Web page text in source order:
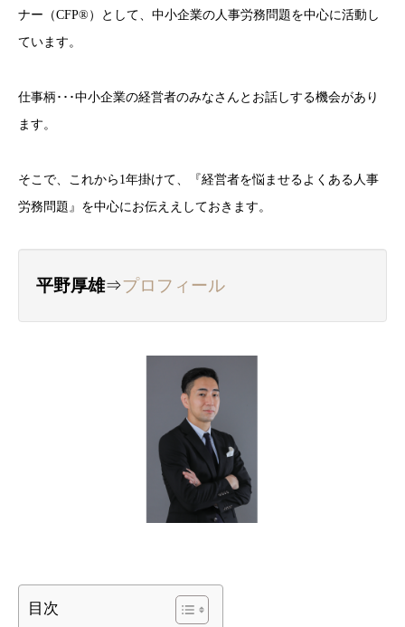
ナー（CFP®）として、中小企業の人事労務問題を中心に活動し
ています。
仕事柄･･･中小企業の経営者のみなさんとお話しする機会があり
ます。
そこで、これから1年掛けて、『経営者を悩ませるよくある人事
労務問題』を中心にお伝ええしておきます。
平野厚雄⇒プロフィール
目次